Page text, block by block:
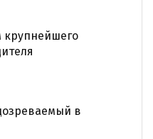
крупнейшего
в